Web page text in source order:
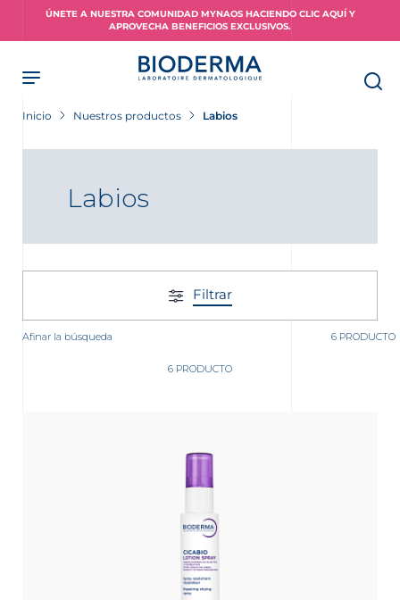
ÚNETE A NUESTRA COMUNIDAD MYNAOS HACIENDO CLIC AQUÍ Y
APROVECHA BENEFICIOS EXCLUSIVOS.
Inicio Nuestros productos Labios
Labios
Filtrar
Afinar la búsqueda 6 PRODUCTO
6 PRODUCTO